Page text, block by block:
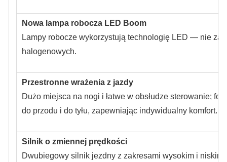
Nowa lampa robocza LED Boom
Lampy robocze wykorzystują technologię LED — nie
halogenowych.
Przestronne wrażenia z jazdy
Dużo miejsca na nogi i łatwe w obsłudze sterowanie;
do przodu i do tyłu, zapewniając indywidualny komfort.
Silnik o zmiennej prędkości
Dwubiegowy silnik jezdny z zakresami wysokim i